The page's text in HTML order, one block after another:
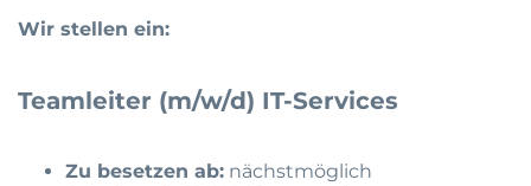
Wir stellen ein:
Teamleiter (m/w/d) IT-Services
Zu besetzen ab: nächstmöglich